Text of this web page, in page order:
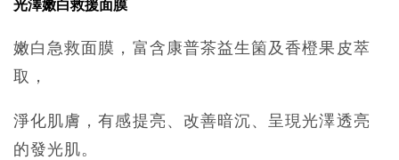
光澤嫩白救援面膜
嫩白急救面膜，富含康普茶益生箘及香橙果皮萃
取，
淨化肌膚，有感提亮、改善暗沉、呈現光澤透亮
的發光肌。